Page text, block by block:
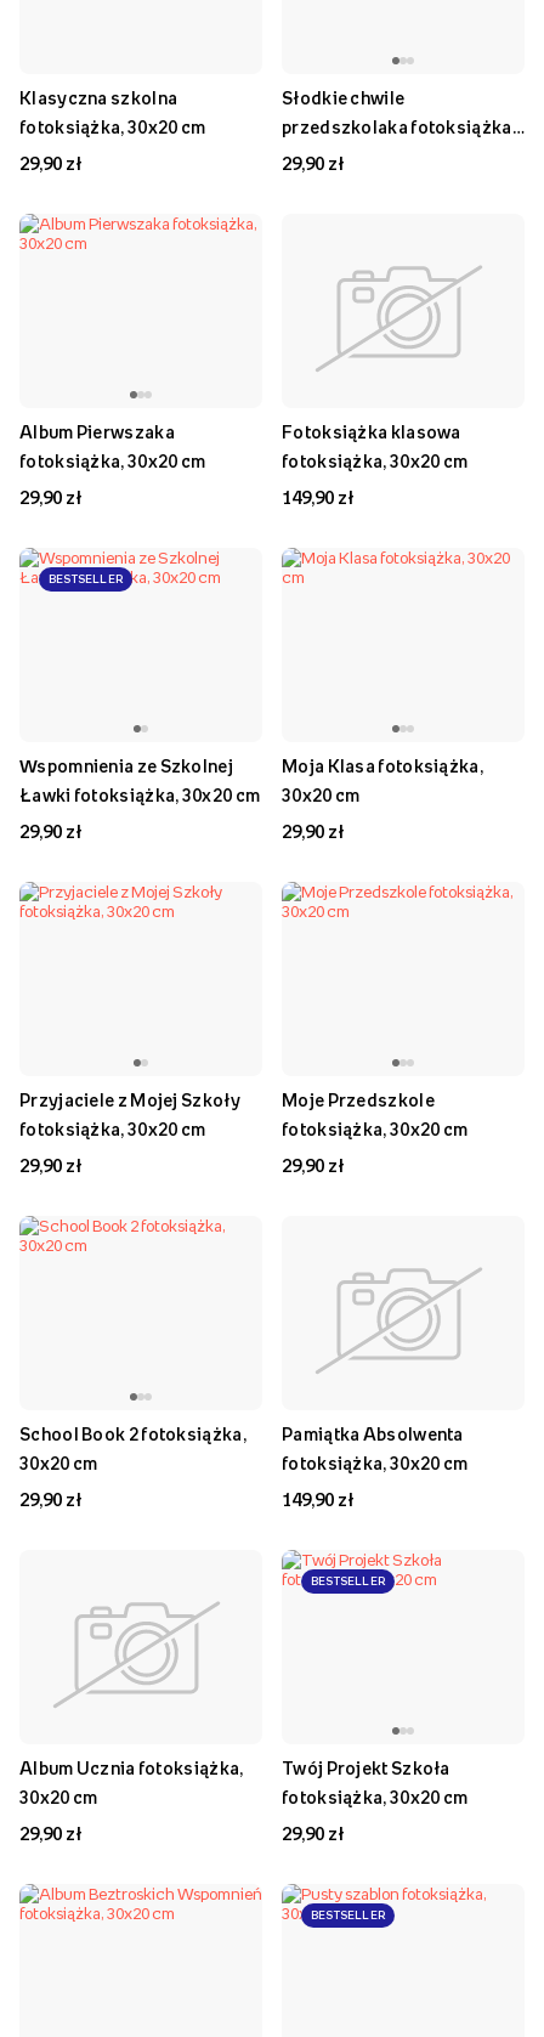
Klasyczna szkolna
fotoksiążka, 30x20 cm
29,90 zł
Słodkie chwile
przedszkolaka fotoksiążka,
30x20 cm
29,90 zł
Album Pierwszaka
fotoksiążka, 30x20 cm
29,90 zł
Fotoksiążka klasowa
fotoksiążka, 30x20 cm
149,90 zł
BESTSELLER
Wspomnienia ze Szkolnej
Ławki fotoksiążka, 30x20 cm
29,90 zł
Moja Klasa fotoksiążka,
30x20 cm
29,90 zł
Przyjaciele z Mojej Szkoły
fotoksiążka, 30x20 cm
29,90 zł
Moje Przedszkole
fotoksiążka, 30x20 cm
29,90 zł
School Book 2 fotoksiążka,
30x20 cm
29,90 zł
Pamiątka Absolwenta
fotoksiążka, 30x20 cm
149,90 zł
Album Ucznia fotoksiążka,
30x20 cm
29,90 zł
BESTSELLER
Twój Projekt Szkoła
fotoksiążka, 30x20 cm
29,90 zł
BESTSELLER